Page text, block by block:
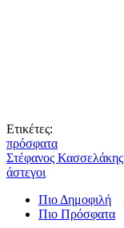
Ετικέτες:
πρόσφατα
Στέφανος Κασσελάκης
άστεγοι
Πιο Δημοφιλή
Πιο Πρόσφατα